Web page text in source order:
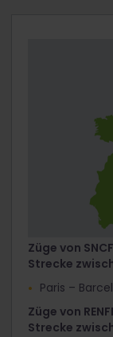
Züge von
Strecke
Paris –
Züge von
Strecke